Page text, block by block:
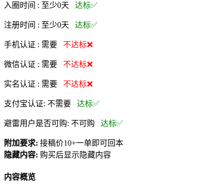
入圈时间 : 至少0天 达标✅
注册时间 : 至少0天 达标✅
手机认证 : 需要 不达标❌
微信认证 : 需要 不达标❌
实名认证 : 需要 不达标❌
支付宝认证: 不需要 达标✅
避雷用户是否可购: 不可购 达标✅
附加要求: 接稿价10+一单即可回本
隐藏内容: 购买后显示隐藏内容
内容概览